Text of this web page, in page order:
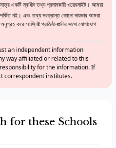
একটি স্বাধীন তথ্য প্রদানকারী ওয়েবসাইট। আমরা
নই। এবং তথ্য সংক্রান্ত কোনো দায়ভার আমরা
করে সংশ্লিষ্ট প্রতিষ্ঠানগুলির সাথে যোগাযোগ
an independent information
way affiliated or related to this
for the information. If
correspondent institutes.
for these Schools